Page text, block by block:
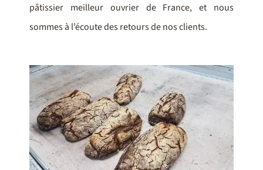
pâtissier meilleur ouvrier de France, et nous
sommes à l’écoute des retours de nos clients.